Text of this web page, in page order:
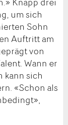
um sich
Sohn
Auftritt am
von
Wann er
kann sich
«Schon als